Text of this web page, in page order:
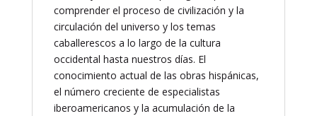
comprender el proceso de civilización y la
circulación del universo y los temas
caballerescos a lo largo de la cultura
occidental hasta nuestros días. El
conocimiento actual de las obras hispánicas,
el número creciente de especialistas
iberoamericanos y la acumulación de la